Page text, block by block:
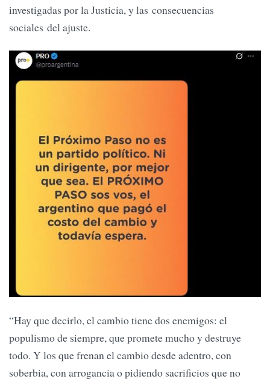
investigadas por la Justicia, y las consecuencias
sociales del ajuste.
“Hay que decirlo, el cambio tiene dos enemigos: el
populismo de siempre, que promete mucho y destruye
todo. Y los que frenan el cambio desde adentro, con
soberbia, con arrogancia o pidiendo sacrificios que no